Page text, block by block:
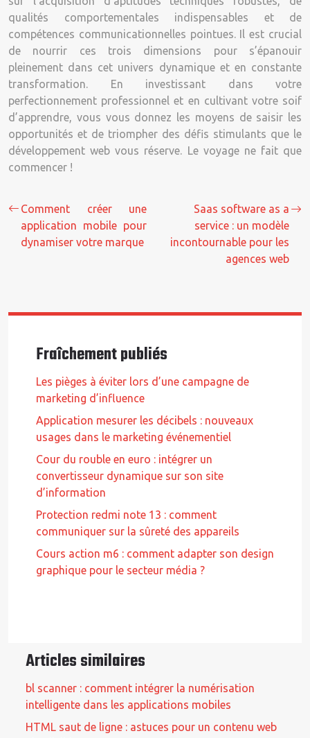
qualités comportementales indispensables et de
compétences communicationnelles pointues. Il est crucial
de nourrir ces trois dimensions pour s’épanouir
pleinement dans cet univers dynamique et en constante
transformation. En investissant dans votre
perfectionnement professionnel et en cultivant votre soif
d’apprendre, vous vous donnez les moyens de saisir les
opportunités et de triompher des défis stimulants que le
développement web vous réserve. Le voyage ne fait que
commencer !
Comment créer une
application mobile pour
dynamiser votre marque
Saas software as a
service : un modèle
incontournable pour les
agences web
Fraîchement publiés
Les pièges à éviter lors d’une campagne de
marketing d’influence
Application mesurer les décibels : nouveaux
usages dans le marketing événementiel
Cour du rouble en euro : intégrer un
convertisseur dynamique sur son site
d’information
Protection redmi note 13 : comment
communiquer sur la sûreté des appareils
Cours action m6 : comment adapter son design
graphique pour le secteur média ?
Articles similaires
bl scanner : comment intégrer la numérisation
intelligente dans les applications mobiles
HTML saut de ligne : astuces pour un contenu web